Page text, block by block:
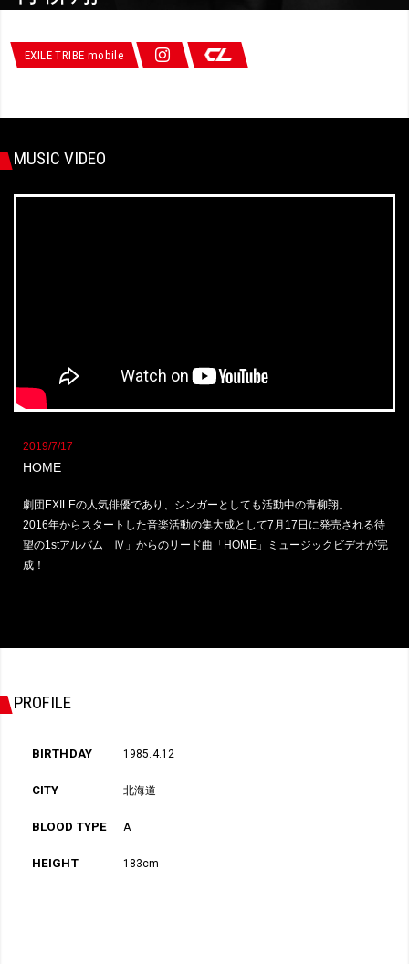
EXILE TRIBE mobile
MUSIC VIDEO
2019/7/17
HOME
劇団EXILEの人気俳優であり、シンガーとしても活動中の青柳翔。
2016年からスタートした音楽活動の集大成として7月17日に発売される待
望の1stアルバム「Ⅳ」からのリード曲「HOME」ミュージックビデオが完
成！
PROFILE
BIRTHDAY 1985.4.12
CITY 北海道
BLOOD TYPE A
HEIGHT 183cm